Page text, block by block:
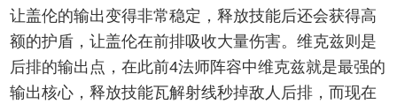
让盖伦的输出变得非常稳定，释放技能后还会获得高
额的护盾，让盖伦在前排吸收大量伤害。维克兹则是
后排的输出点，在此前4法师阵容中维克兹就是最强的
输出核心，释放技能瓦解射线秒掉敌人后排，而现在